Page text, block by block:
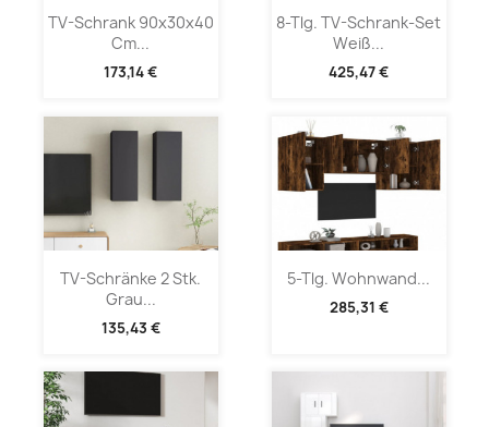
TV-Schrank 90x30x40
Cm...
173,14 €
8-Tlg. TV-Schrank-Set
Weiß...
425,47 €
TV-Schränke 2 Stk.
Grau...
135,43 €
5-Tlg. Wohnwand...
285,31 €